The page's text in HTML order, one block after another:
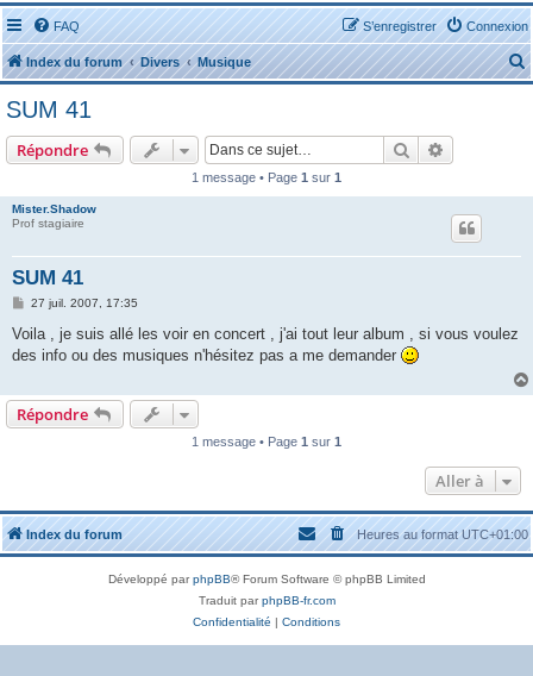
FAQ Connexion
S’enregistrer
Index du forum Divers Musique
e
SUM 41
Répondre Rechercher
1 message • Page 1 sur 1
Mister.Shadow
Prof stagiaire
SUM 41
M
s
a
27 juil. 2007, 17:35
Voila , je suis allé les voir en concert , j'ai tout leur album , si vous voulez
des info ou des musiques n'hésitez pas a me demander
Répondre
1 message • Page 1 sur 1
Aller à
Index du forum Heures au formatUTC+01:00
Développé parphpBB® Forum Software © phpBB Limited
Traduit parphpBB-fr.com
Confidentialité | Conditions